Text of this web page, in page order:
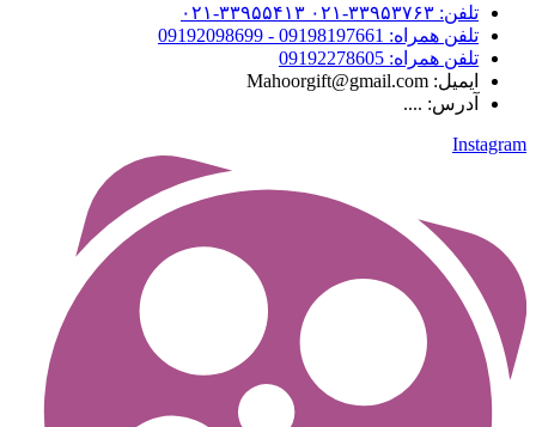
تلفن: ۳۳۹۵۳۷۶۳-۰۲۱ ۳۳۹۵۵۴۱۳-۰۲۱
تلفن همراه: 09198197661 - 09192098699
تلفن همراه: 09192278605
ایمیل: Mahoorgift@gmail.com
آدرس: ....
Instagram